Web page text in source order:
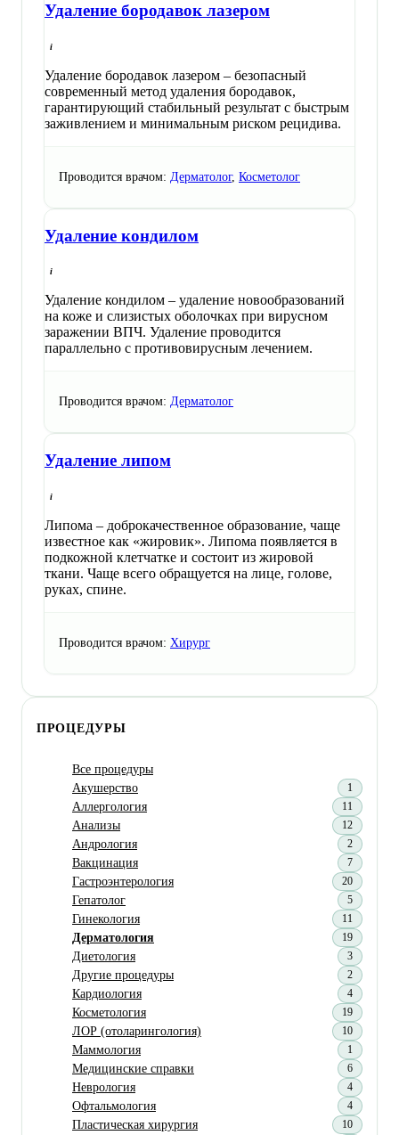
Удаление бородавок лазером
Удаление бородавок лазером – безопасный
современный метод удаления бородавок,
гарантирующий стабильный результат с быстрым
заживлением и минимальным риском рецидива.
Проводится врачом: Дерматолог, Косметолог
Удаление кондилом
Удаление кондилом – удаление новообразований
на коже и слизистых оболочках при вирусном
заражении ВПЧ. Удаление проводится
параллельно с противовирусным лечением.
Проводится врачом: Дерматолог
Удаление липом
Липома – доброкачественное образование, чаще
известное как «жировик». Липома появляется в
подкожной клетчатке и состоит из жировой
ткани. Чаще всего обращуется на лице, голове,
руках, спине.
Проводится врачом: Хирург
ПРОЦЕДУРЫ
Все процедуры
Акушерство
1
Аллергология 11
Анализы 12
Андрология 2
Вакцинация 7
Гастроэнтерология 20
Гепатолог 5
Гинекология 11
Дерматология 19
Диетология 3
Другие процедуры 2
Кардиология 4
Косметология 19
ЛОР (отоларингология) 10
Маммология 1
Медицинские справки 6
Неврология 4
Офтальмология 4
Пластическая хирургия 10